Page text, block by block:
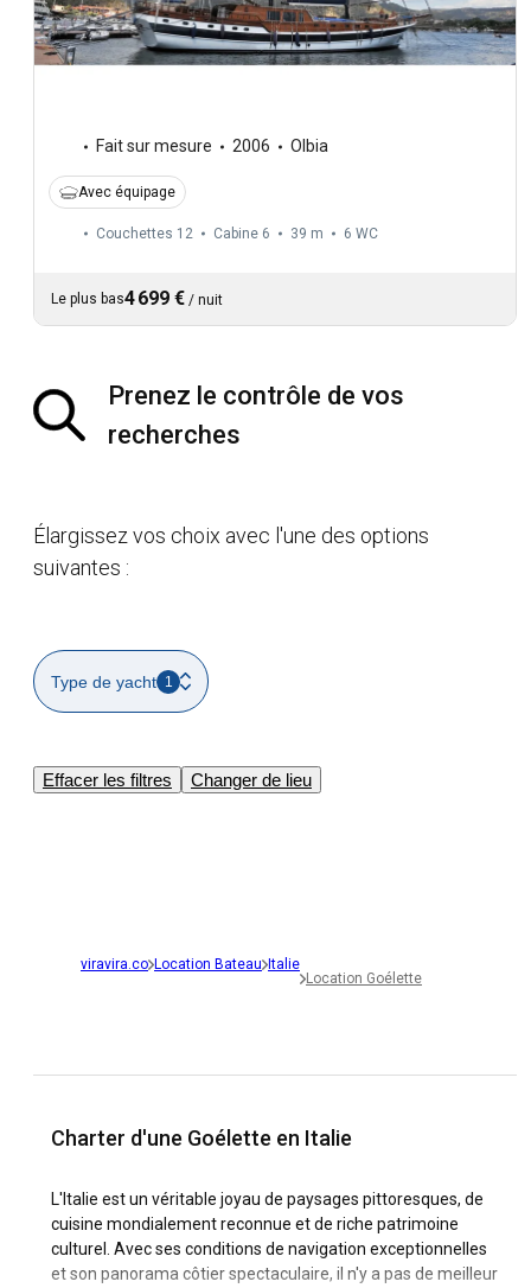
Fait sur mesure 2006 Olbia
Avec équipage
Couchettes 12 Cabine 6 39 m 6 WC
Le plus bas4 699 € / nuit
Prenez le contrôle de vos
recherches
Élargissez vos choix avec l'une des options
suivantes :
Type de yacht 1
Effacer les filtres Changer de lieu
viravira.co Location Bateau Italie
Location Goélette
Charter d'une Goélette en Italie
L'Italie est un véritable joyau de paysages pittoresques, de
cuisine mondialement reconnue et de riche patrimoine
culturel. Avec ses conditions de navigation exceptionnelles
et son panorama côtier spectaculaire, il n'y a pas de meilleur